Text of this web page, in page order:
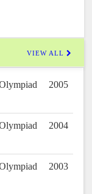
VIEW ALL
2005
2004
2003